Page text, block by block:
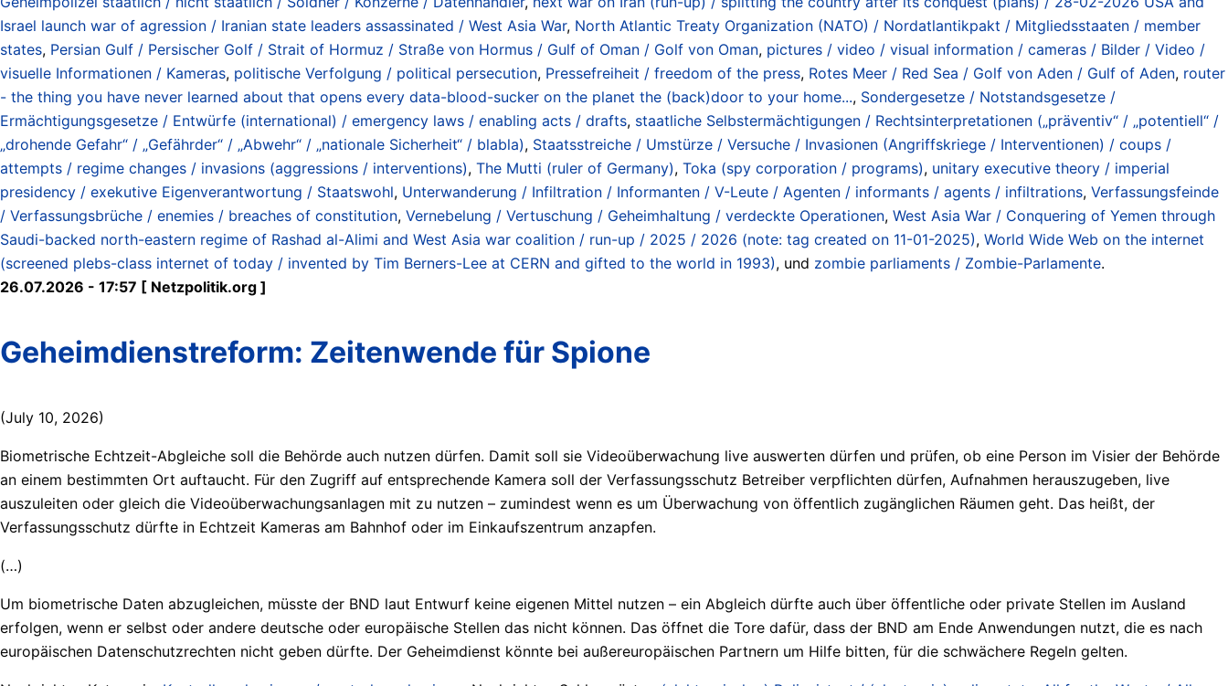
Israel launch war of agression / Iranian state leaders assassinated / West Asia War, North Atlantic Treaty Organization (NATO) / Nordatlantikpakt / Mitgliedsstaaten / member
states, Persian Gulf / Persischer Golf / Strait of Hormuz / Straße von Hormus / Gulf of Oman / Golf von Oman, pictures / video / visual information / cameras / Bilder / Video /
visuelle Informationen / Kameras, politische Verfolgung / political persecution, Pressefreiheit / freedom of the press, Rotes Meer / Red Sea / Golf von Aden / Gulf of Aden, router
- the thing you have never learned about that opens every data-blood-sucker on the planet the (back)door to your home..., Sondergesetze / Notstandsgesetze /
Ermächtigungsgesetze / Entwürfe (international) / emergency laws / enabling acts / drafts, staatliche Selbstermächtigungen / Rechtsinterpretationen („präventiv“ / „potentiell“ /
„drohende Gefahr“ / „Gefährder“ / „Abwehr“ / „nationale Sicherheit“ / blabla), Staatsstreiche / Umstürze / Versuche / Invasionen (Angriffskriege / Interventionen) / coups /
attempts / regime changes / invasions (aggressions / interventions), The Mutti (ruler of Germany), Toka (spy corporation / programs), unitary executive theory / imperial
presidency / exekutive Eigenverantwortung / Staatswohl, Unterwanderung / Infiltration / Informanten / V-Leute / Agenten / informants / agents / infiltrations, Verfassungsfeinde
/ Verfassungsbrüche / enemies / breaches of constitution, Vernebelung / Vertuschung / Geheimhaltung / verdeckte Operationen, West Asia War / Conquering of Yemen through
Saudi-backed north-eastern regime of Rashad al-Alimi and West Asia war coalition / run-up / 2025 / 2026 (note: tag created on 11-01-2025), World Wide Web on the internet
(screened plebs-class internet of today / invented by Tim Berners-Lee at CERN and gifted to the world in 1993), und zombie parliaments / Zombie-Parlamente.
26.07.2026 - 17:57 [ Netzpolitik.org ]
Geheimdienstreform: Zeitenwende für Spione
(July 10, 2026)
Biometrische Echtzeit-Abgleiche soll die Behörde auch nutzen dürfen. Damit soll sie Videoüberwachung live auswerten dürfen und prüfen, ob eine Person im Visier der Behörde
an einem bestimmten Ort auftaucht. Für den Zugriff auf entsprechende Kamera soll der Verfassungsschutz Betreiber verpflichten dürfen, Aufnahmen herauszugeben, live
auszuleiten oder gleich die Videoüberwachungsanlagen mit zu nutzen – zumindest wenn es um Überwachung von öffentlich zugänglichen Räumen geht. Das heißt, der
Verfassungsschutz dürfte in Echtzeit Kameras am Bahnhof oder im Einkaufszentrum anzapfen.
(…)
Um biometrische Daten abzugleichen, müsste der BND laut Entwurf keine eigenen Mittel nutzen – ein Abgleich dürfte auch über öffentliche oder private Stellen im Ausland
erfolgen, wenn er selbst oder andere deutsche oder europäische Stellen das nicht können. Das öffnet die Tore dafür, dass der BND am Ende Anwendungen nutzt, die es nach
europäischen Datenschutzrechten nicht geben dürfte. Der Geheimdienst könnte bei außereuropäischen Partnern um Hilfe bitten, für die schwächere Regeln gelten.